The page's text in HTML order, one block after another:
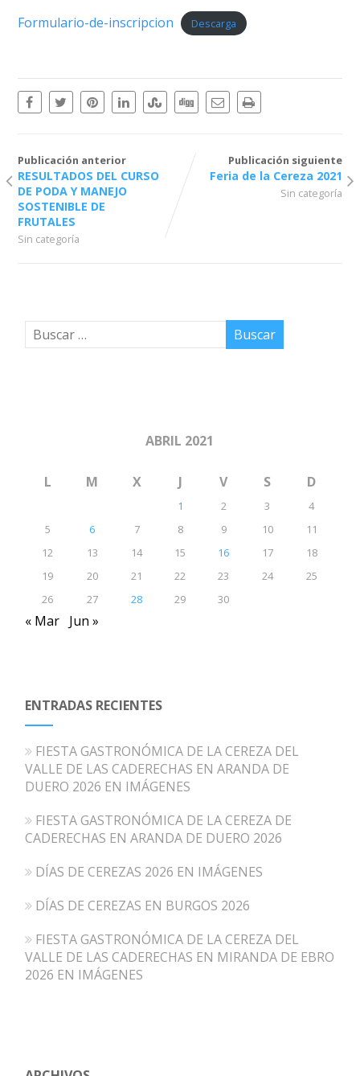
Formulario-de-inscripcion Descarga
Publicación anterior
RESULTADOS DEL CURSO
DE PODA Y MANEJO
SOSTENIBLE DE
FRUTALES
Sin categoría
Publicación siguiente
Feria de la Cereza 2021
Sin categoría
ABRIL 2021
L M X J V S D
1 2 3
4
5
6 7 8 9 10
11
12
13 14 15 16 17
18
19
20 21 22 23 24
25
26
27 28 29 30
« Mar Jun »
ENTRADAS RECIENTES
FIESTA GASTRONÓMICA DE LA CEREZA DEL
VALLE DE LAS CADERECHAS EN ARANDA DE
DUERO 2026 EN IMÁGENES
FIESTA GASTRONÓMICA DE LA CEREZA DE
CADERECHAS EN ARANDA DE DUERO 2026
DÍAS DE CEREZAS 2026 EN IMÁGENES
DÍAS DE CEREZAS EN BURGOS 2026
FIESTA GASTRONÓMICA DE LA CEREZA DEL
VALLE DE LAS CADERECHAS EN MIRANDA DE EBRO
2026 EN IMÁGENES